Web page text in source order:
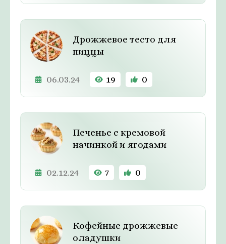
Дрожжевое тесто для
пиццы
06.03.24 19 0
Печенье с кремовой
начинкой и ягодами
02.12.24 7 0
Кофейные дрожжевые
оладушки